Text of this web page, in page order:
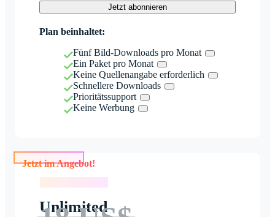
Jetzt abonnieren
Plan beinhaltet:
Fünf Bild-Downloads pro Monat
Ein Paket pro Monat
Keine Quellenangabe erforderlich
Schnellere Downloads
Prioritätssupport
Keine Werbung
Jetzt im Angebot!
Unlimited